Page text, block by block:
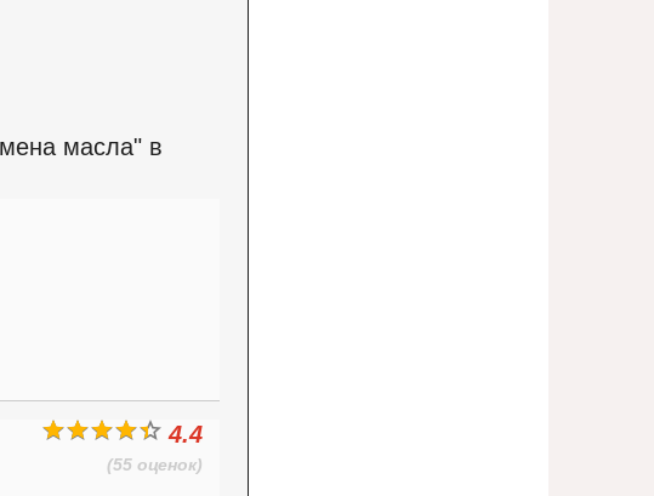
масла" в
4.4
(55 оценок)